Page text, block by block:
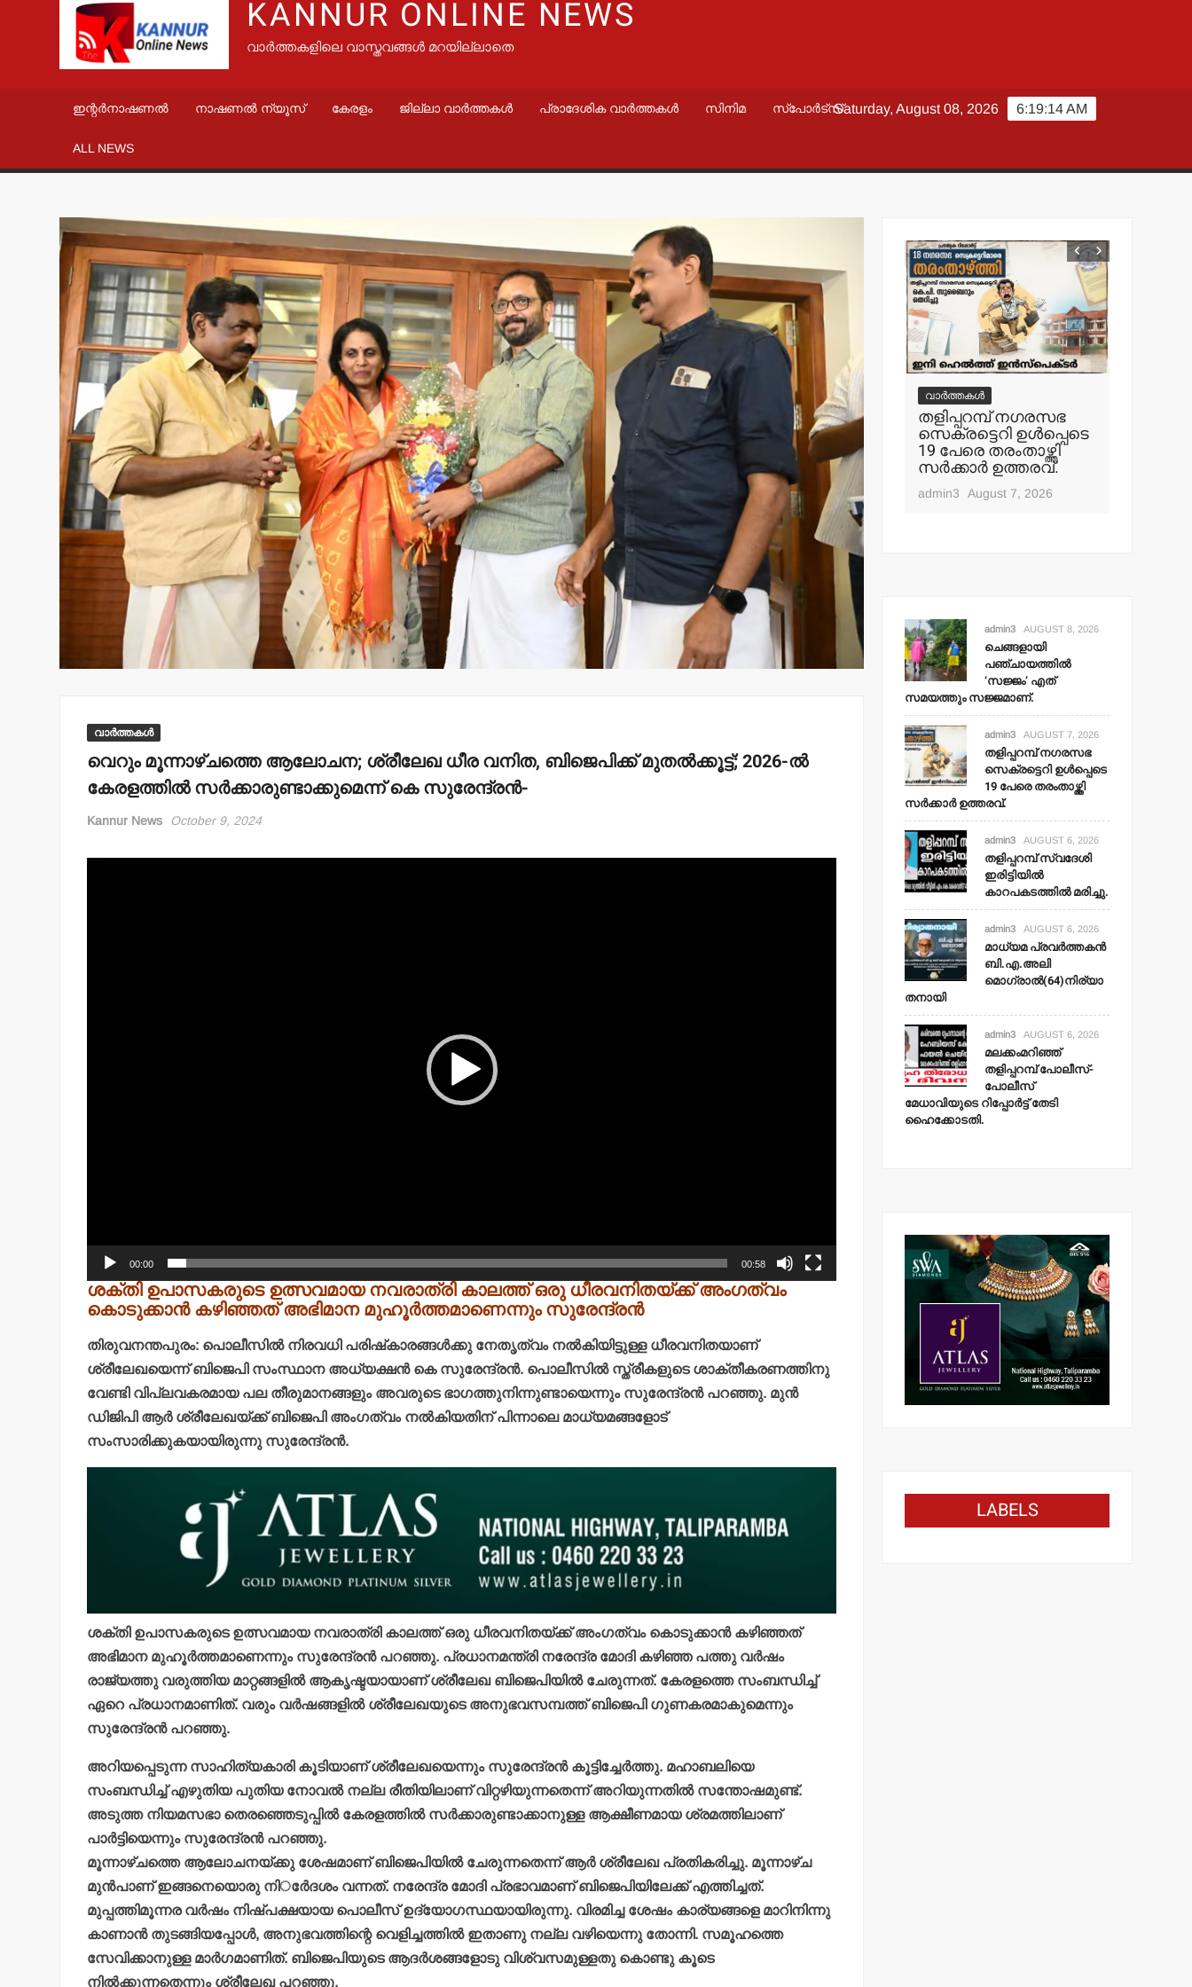
KANNUR ONLINE NEWS
വാർത്തകളിലെ വാസ്തവങ്ങൾ മറയില്ലാതെ
ഇന്റർനാഷണൽ നാഷണൽ ന്യൂസ് കേരളം ജില്ലാ വാർത്തകൾ പ്രാദേശിക വാർത്തകൾ സിനിമ സ്പോർട്സ്
ALL NEWS
6:19:15 AM
Saturday, August 08, 2026
വാർത്തകൾ
വെറും മൂന്നാഴ്ചത്തെ ആലോചന; ശ്രീലേഖ ധീര വനിത, ബിജെപിക്ക് മുതല്‍ക്കൂട്ട്; 2026-ല്‍
കേരളത്തില്‍ സര്‍ക്കാരുണ്ടാക്കുമെന്ന് കെ സുരേന്ദ്രന്‍-
Kannur News October 9, 2024
00:00 00:58
ശക്തി ഉപാസകരുടെ ഉത്സവമായ നവരാത്രി കാലത്ത് ഒരു ധീരവനിതയ്ക്ക് അംഗത്വം
കൊടുക്കാന്‍ കഴിഞ്ഞത് അഭിമാന മുഹൂര്‍ത്തമാണെന്നും സുരേന്ദ്രന്‍
തിരുവനന്തപുരം: പൊലീസില്‍ നിരവധി പരിഷ്‌കാരങ്ങള്‍ക്കു നേതൃത്വം നല്‍കിയിട്ടുള്ള ധീരവനിതയാണ്
ശ്രീലേഖയെന്ന് ബിജെപി സംസ്ഥാന അധ്യക്ഷന്‍ കെ സുരേന്ദ്രന്‍. പൊലീസില്‍ സ്ത്രീകളുടെ ശാക്തീകരണത്തിനു
വേണ്ടി വിപ്ലവകരമായ പല തീരുമാനങ്ങളും അവരുടെ ഭാഗത്തുനിന്നുണ്ടായെന്നും സുരേന്ദ്രന്‍ പറഞ്ഞു. മുന്‍
ഡിജിപി ആര്‍ ശ്രീലേഖയ്ക്ക് ബിജെപി അംഗത്വം നല്‍കിയതിന് പിന്നാലെ മാധ്യമങ്ങളോട്
സംസാരിക്കുകയായിരുന്നു സുരേന്ദ്രന്‍.
ശക്തി ഉപാസകരുടെ ഉത്സവമായ നവരാത്രി കാലത്ത് ഒരു ധീരവനിതയ്ക്ക് അംഗത്വം കൊടുക്കാന്‍ കഴിഞ്ഞത്
അഭിമാന മുഹൂര്‍ത്തമാണെന്നും സുരേന്ദ്രന്‍ പറഞ്ഞു. പ്രധാനമന്ത്രി നരേന്ദ്ര മോദി കഴിഞ്ഞ പത്തു വര്‍ഷം
രാജ്യത്തു വരുത്തിയ മാറ്റങ്ങളില്‍ ആകൃഷ്ടയായാണ് ശ്രീലേഖ ബിജെപിയില്‍ ചേരുന്നത്. കേരളത്തെ സംബന്ധിച്ച്
ഏറെ പ്രധാനമാണിത്. വരും വര്‍ഷങ്ങളില്‍ ശ്രീലേഖയുടെ അനുഭവസമ്പത്ത് ബിജെപി ഗുണകരമാകുമെന്നും
സുരേന്ദ്രന്‍ പറഞ്ഞു.
അറിയപ്പെടുന്ന സാഹിത്യകാരി കൂടിയാണ് ശ്രീലേഖയെന്നും സുരേന്ദ്രന്‍ കൂട്ടിച്ചേര്‍ത്തു. മഹാബലിയെ
സംബന്ധിച്ച് എഴുതിയ പുതിയ നോവല്‍ നല്ല രീതിയിലാണ് വിറ്റഴിയുന്നതെന്ന് അറിയുന്നതില്‍ സന്തോഷമുണ്ട്.
അടുത്ത നിയമസഭാ തെരഞ്ഞെടുപ്പില്‍ കേരളത്തില്‍ സര്‍ക്കാരുണ്ടാക്കാനുള്ള ആക്ഷീണമായ ശ്രമത്തിലാണ്
പാര്‍ട്ടിയെന്നും സുരേന്ദ്രന്‍ പറഞ്ഞു.
മൂന്നാഴ്ചത്തെ ആലോചനയ്ക്കു ശേഷമാണ് ബിജെപിയില്‍ ചേരുന്നതെന്ന് ആര്‍ ശ്രീലേഖ പ്രതികരിച്ചു. മൂന്നാഴ്ച
മുന്‍പാണ് ഇങ്ങനെയൊരു നിര്‍േദശം വന്നത്. നരേന്ദ്ര മോദി പ്രഭാവമാണ് ബിജെപിയിലേക്ക് എത്തിച്ചത്.
മുപ്പത്തിമൂന്നര വര്‍ഷം നിഷ്പക്ഷയായ പൊലീസ് ഉദ്യോഗസ്ഥയായിരുന്നു. വിരമിച്ച ശേഷം കാര്യങ്ങളെ മാറിനിന്നു
കാണാന്‍ തുടങ്ങിയപ്പോള്‍, അനുഭവത്തിന്റെ വെളിച്ചത്തില്‍ ഇതാണു നല്ല വഴിയെന്നു തോന്നി. സമൂഹത്തെ
സേവിക്കാനുള്ള മാര്‍ഗമാണിത്. ബിജെപിയുടെ ആദര്‍ശങ്ങളോടു വിശ്വസമുള്ളതു കൊണ്ടു കൂടെ
നില്‍ക്കുന്നതെന്നും ശ്രീലേഖ പറഞ്ഞു.
വാർത്തകൾ
മലക്കംമറിഞ്ഞ്
തളിപ്പറമ്പ് പോലീസ്-
പോലീസ് മേധാവിയുടെ
റിപ്പോര്‍ട്ട് തേടി
ഹൈക്കോടതി.
admin3 August 6, 2026
വാർത്തകൾ
ചെങ്ങളായി
പഞ്ചായത്തില്‍
‘സജ്ജം’ എത്
സമയത്തും സജ്ജമാണ്.
admin3 August 8, 2026
വാർത്തകൾ
തളിപ്പറമ്പ് നഗരസഭ
സെക്രട്ടെറി ഉള്‍പ്പെടെ
19 പേരെ തരംതാഴ്ത്തി
സര്‍ക്കാര്‍ ഉത്തരവ്.
admin3 August 7, 2026
admin3 AUGUST 8, 2026
ചെങ്ങളായി
പഞ്ചായത്തില്‍
‘സജ്ജം’ എത്
സമയത്തും സജ്ജമാണ്.
admin3 AUGUST 7, 2026
തളിപ്പറമ്പ് നഗരസഭ
സെക്രട്ടെറി ഉള്‍പ്പെടെ
19 പേരെ തരംതാഴ്ത്തി
സര്‍ക്കാര്‍ ഉത്തരവ്.
admin3 AUGUST 6, 2026
തളിപ്പറമ്പ് സ്വദേശി
ഇരിട്ടിയില്‍
കാറപകടത്തില്‍ മരിച്ചു.
admin3 AUGUST 6, 2026
മാധ്യമ പ്രവര്‍ത്തകന്‍
ബി.എ.അലി
മൊഗ്രാല്‍(64)നിര്യാ
തനായി
admin3 AUGUST 6, 2026
മലക്കംമറിഞ്ഞ്
തളിപ്പറമ്പ് പോലീസ്-
പോലീസ്
മേധാവിയുടെ റിപ്പോര്‍ട്ട് തേടി
ഹൈക്കോടതി.
LABELS